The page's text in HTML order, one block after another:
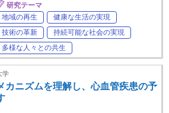
研究テーマ
地域の再生
健康な生活の実現
技術の革新
持続可能な社会の実現
多様な人々との共生
学
カニズムを理解し、心血管疾患の予